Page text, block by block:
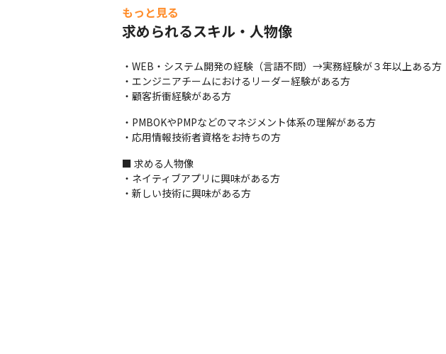
・開発言語：JavaScript、React、Vue.js、Next.js、Nuxt.js、TypeScript
・使用ツール： Notion、Jira、Backlog、GitHub など
・会社として力を入れている重要なポジションなので役員とも直接デ
・「作って終わり」ではなく、顧客成果を見据えた開発/提案に関わるこ
・経営やマーケティングに近い立場でプロジェクトを動かせます
・社内外のエンジニアと連携し、多様なプロジェクトをリードできます
・リモートワークを導入しており、自宅と会社を自分の裁量で切り替え
・会社の事業拡大に携わることができます
もっと見る
求められるスキル・人物像
・WEB・システム開発の経験（言語不問）→実務経験が３年以上ある方
・エンジニアチームにおけるリーダー経験がある方
・顧客折衝経験がある方
・PMBOKやPMPなどのマネジメント体系の理解がある方
・応用情報技術者資格をお持ちの方
■ 求める人物像
・ネイティブアプリに興味がある方
・新しい技術に興味がある方